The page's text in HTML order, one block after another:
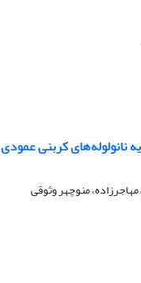
نانولوله‌های کربنی عمودی
منوچهر وثوقی